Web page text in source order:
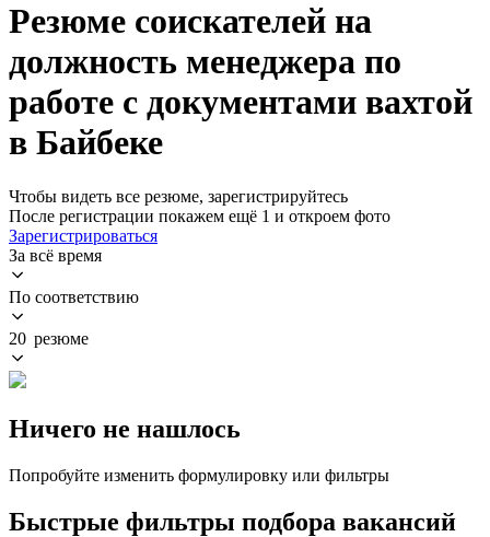
Резюме соискателей на
должность менеджера по
работе с документами вахтой
в Байбеке
Чтобы видеть все резюме, зарегистрируйтесь
После регистрации покажем ещё 1 и откроем фото
Зарегистрироваться
За всё время
По соответствию
20 резюме
Ничего не нашлось
Попробуйте изменить формулировку или фильтры
Быстрые фильтры подбора вакансий